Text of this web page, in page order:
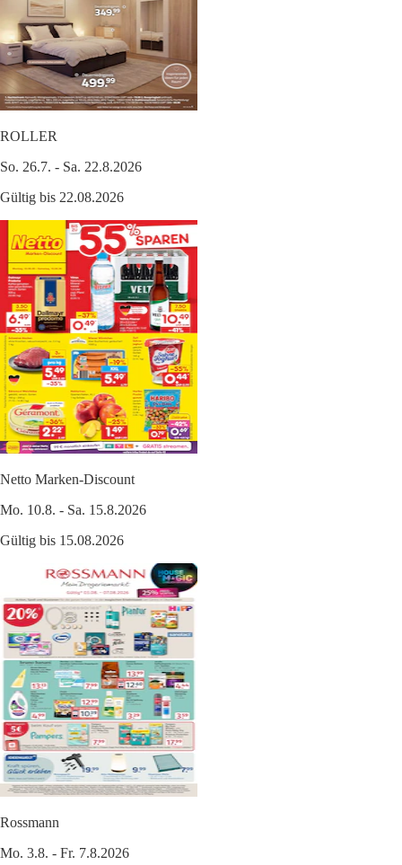
ROLLER
So. 26.7. - Sa. 22.8.2026
Gültig bis 22.08.2026
Netto Marken-Discount
Mo. 10.8. - Sa. 15.8.2026
Gültig bis 15.08.2026
Rossmann
Mo. 3.8. - Fr. 7.8.2026